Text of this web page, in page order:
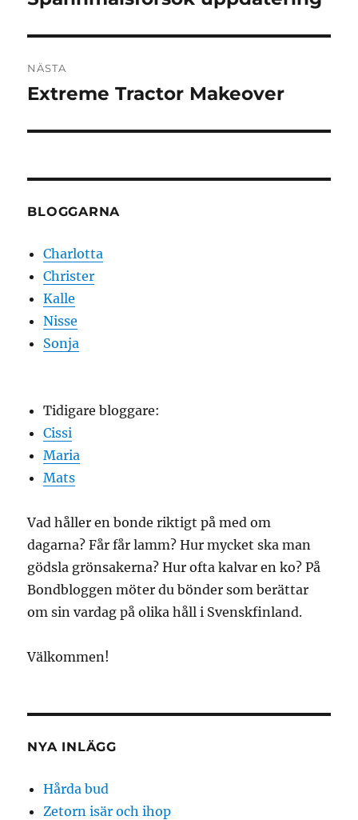
NÄSTA
Nästa
Extreme Tractor Makeover
BLOGGARNA
Charlotta
Christer
Kalle
Nisse
Sonja
Tidigare bloggare:
Cissi
Maria
Mats
Vad håller en bonde riktigt på med om
dagarna? Får får lamm? Hur mycket ska man
gödsla grönsakerna? Hur ofta kalvar en ko? På
Bondbloggen möter du bönder som berättar
om sin vardag på olika håll i Svenskfinland.
Välkommen!
NYA INLÄGG
Hårda bud
Zetorn isär och ihop